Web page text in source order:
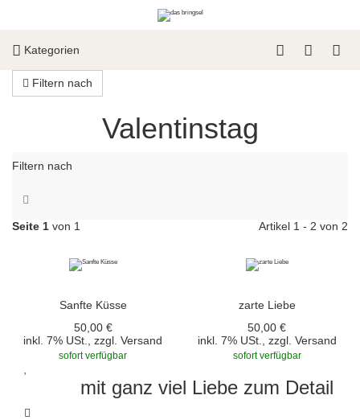
Kategorien
Filtern nach
Valentinstag
Filtern nach
Seite 1 von 1 Artikel 1 - 2 von 2
Sanfte Küsse
50,00 €
inkl. 7% USt., zzgl.Versand
sofort verfügbar
zarte Liebe
50,00 €
inkl. 7% USt., zzgl. Versand
sofort verfügbar
mit ganz viel Liebe zum Detail